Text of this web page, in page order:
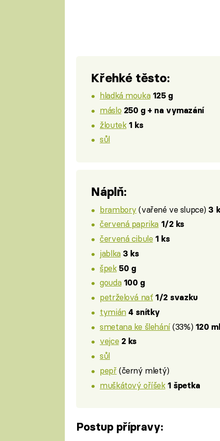
Křehké těsto:
hladká mouka 125 g
máslo 250 g + na vymazání
žloutek 1 ks
sůl
Náplň:
brambory (vařené ve slupce) 3
červená paprika 1/2 ks
červená cibule 1 ks
jablka 3 ks
špek 50 g
gouda 100 g
petrželová nať 1/2 svazku
tymián 4 snítky
smetana ke šlehání(33%) 120 ml
vejce 2 ks
sůl
pepř (černý mletý)
muškátový oříšek 1 špetka
Postup přípravy: